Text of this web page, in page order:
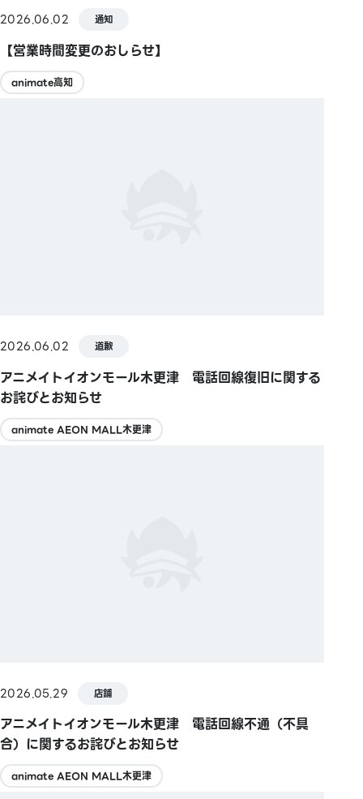
2026.06.02 通知
【営業時間変更のおしらせ】
animate高知
2026.06.02 道歉
アニメイトイオンモール木更津 電話回線復旧に関する
お詫びとお知らせ
animate AEON MALL木更津
2026.05.29 店鋪
アニメイトイオンモール木更津 電話回線不通（不具
合）に関するお詫びとお知らせ
animate AEON MALL木更津